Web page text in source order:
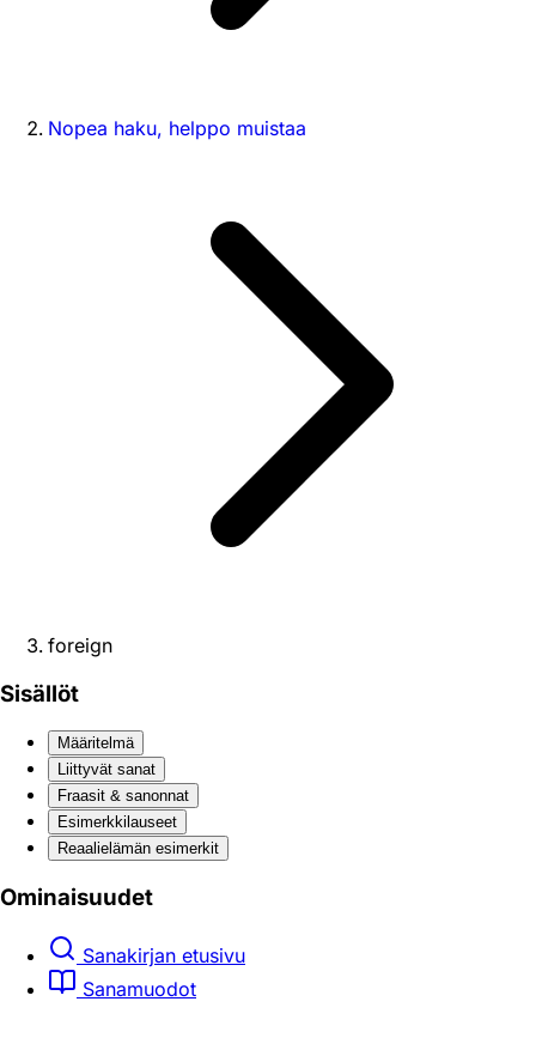
Nopea haku, helppo muistaa
foreign
Sisällöt
Määritelmä
Liittyvät sanat
Fraasit & sanonnat
Esimerkkilauseet
Reaali­elämän esimerkit
Ominaisuudet
Sanakirjan etusivu
Sanamuodot